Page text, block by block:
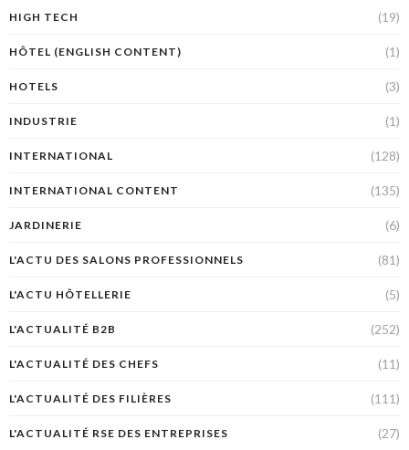
HIGH TECH (19)
HÔTEL (ENGLISH CONTENT) (1)
HOTELS (3)
INDUSTRIE (1)
INTERNATIONAL (128)
INTERNATIONAL CONTENT (135)
JARDINERIE (6)
L'ACTU DES SALONS PROFESSIONNELS (81)
L'ACTU HÔTELLERIE (5)
L'ACTUALITÉ B2B (252)
L'ACTUALITÉ DES CHEFS (11)
L'ACTUALITÉ DES FILIÈRES (111)
L'ACTUALITÉ RSE DES ENTREPRISES (27)